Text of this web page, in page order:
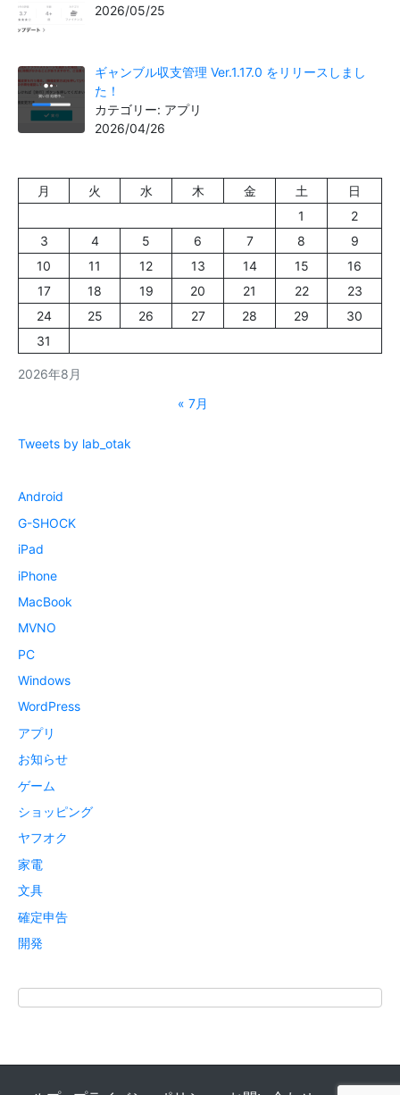
2026/05/25
ギャンブル収支管理 Ver.1.17.0 をリリースしまし
た！
カテゴリー: アプリ
2026/04/26
2026年8月
月 火 水 木 金 土
日
1
2
3
4 5 6 7 8
9
10
11 12 13 14 15
16
17
18 19 20 21 22
23
24
25 26 27 28 29
30
31
« 7月
Tweets by lab_otak
Android
G-SHOCK
iPad
iPhone
MacBook
MVNO
PC
Windows
WordPress
アプリ
お知らせ
ゲーム
ショッピング
ヤフオク
家電
文具
確定申告
開発